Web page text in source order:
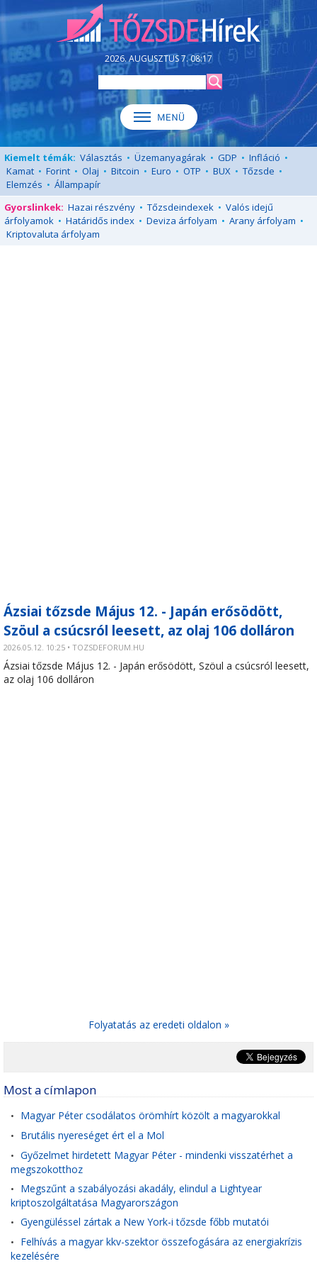
2026. AUGUSZTUS 7. 08:17
Kiemelt témák: Választás • Üzemanyagárak • GDP • Infláció •
Kamat • Forint • Olaj • Bitcoin • Euro • OTP • BUX • Tőzsde •
Elemzés • Állampapír
Gyorslinkek: Hazai részvény • Tőzsdeindexek • Valós idejű
árfolyamok • Határidős index • Deviza árfolyam • Arany árfolyam •
Kriptovaluta árfolyam
Ázsiai tőzsde Május 12. - Japán erősödött,
Szöul a csúcsról leesett, az olaj 106 dolláron
2026.05.12. 10:25 • TOZSDEFORUM.HU
Ázsiai tőzsde Május 12. - Japán erősödött, Szöul a csúcsról leesett,
az olaj 106 dolláron
Folyatatás az eredeti oldalon »
Most a címlapon
• Magyar Péter csodálatos örömhírt közölt a magyarokkal
• Brutális nyereséget ért el a Mol
• Győzelmet hirdetett Magyar Péter - mindenki visszatérhet a
megszokotthoz
• Megszűnt a szabályozási akadály, elindul a Lightyear
kriptoszolgáltatása Magyarországon
• Gyengüléssel zártak a New York-i tőzsde főbb mutatói
• Felhívás a magyar kkv-szektor összefogására az energiakrízis
kezelésére